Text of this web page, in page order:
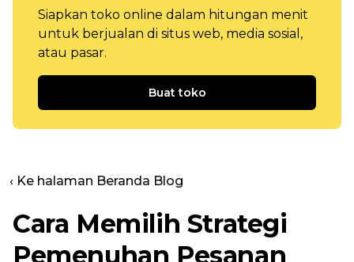
Siapkan toko online dalam hitungan menit
untuk berjualan di situs web, media sosial,
atau pasar.
Buat toko
‹ Ke halaman Beranda Blog
Cara Memilih Strategi
Pemenuhan Pesanan